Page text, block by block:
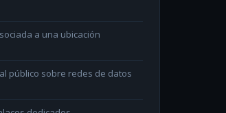
a una ubicación
público sobre redes de datos